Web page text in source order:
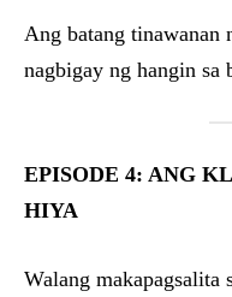
Ang batang tinawanan
nagbigay ng hangin sa
EPISODE 4: ANG
HIYA
Walang makapagsalita